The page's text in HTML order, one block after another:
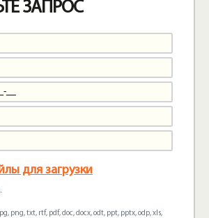
ЗАПРОС
для загрузки
png, txt, rtf, pdf, doc, docx, odt, ppt, pptx, odp, xls,